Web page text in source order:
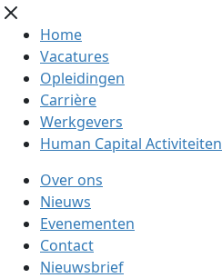
Home
Vacatures
Opleidingen
Carrière
Werkgevers
Human Capital Activiteiten
Over ons
Nieuws
Evenementen
Contact
Nieuwsbrief